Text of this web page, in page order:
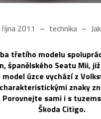
2011 technika
třetího modelu
španělského Seatu Mii,
model úzce vychází z
znaky
Porovnejte sami i s
Škoda Citigo.